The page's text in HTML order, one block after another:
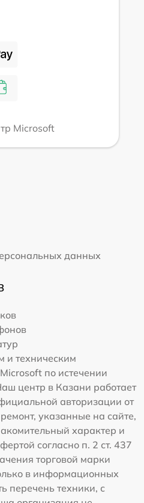
Microsoft
данных
и техническим
по истечении
центр в Казани работает
авторизации от
указанные на сайте,
характер и
согласно п. 2 ст. 437
торговой марки
в информационных
перечень техники, с